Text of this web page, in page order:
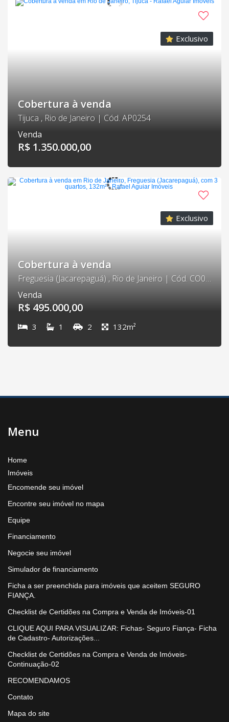
Exclusivo
Cobertura à venda
Tijuca , Rio de Janeiro | Cód. AP0254
Venda
R$ 1.350.000,00
Exclusivo
Cobertura à venda
Freguesia (Jacarepaguá) , Rio de Janeiro | Cód. CO0006
Venda
R$ 495.000,00
3 1 2 132m²
Menu
Home
Imóveis
Encomende seu imóvel
Encontre seu imóvel no mapa
Equipe
Financiamento
Negocie seu imóvel
Simulador de financiamento
Ficha a ser preenchida para imóveis que aceitem SEGURO
FIANÇA.
Checklist de Certidões na Compra e Venda de Imóveis-01
CLIQUE AQUI PARA VISUALIZAR: Fichas- Seguro Fiança- Ficha
de Cadastro- Autorizações...
Checklist de Certidões na Compra e Venda de Imóveis-
Continuação-02
RECOMENDAMOS
Contato
Mapa do site